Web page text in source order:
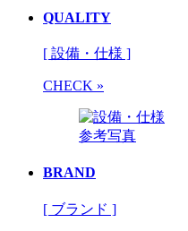
QUALITY
[ 設備・仕様 ]
CHECK »
参考写真
BRAND
[ ブランド ]